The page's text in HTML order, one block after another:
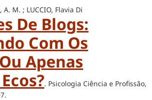
A. M. ; LUCCIO, Flavia Di
De Blogs:
Com Os
Apenas
. Psicologia Ciência e Profissão,